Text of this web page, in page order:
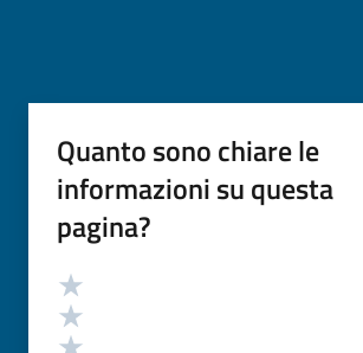
Quanto sono chiare le
informazioni su questa
pagina?
Valutazione